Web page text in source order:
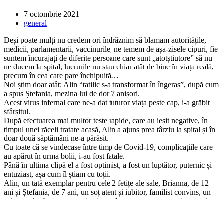
Post
published:
7 octombrie 2021
Post
general
Deși poate mulți nu credem ori îndrăznim să blamam autoritățile,
medicii, parlamentarii, vaccinurile, ne temem de așa-zisele cipuri, fie
suntem încurajați de diferite persoane care sunt „atotștiutore” să nu
ne ducem la spital, lucrurile nu stau chiar atât de bine în viața reală,
precum în cea care pare închipuită…
Noi știm doar atât: Alin “tatilic s-a transformat în îngeraș”, după cum
a spus Ștefania, mezina lui de dor 7 anișori.
Acest virus infernal care ne-a dat tuturor viața peste cap, i-a grăbit
sfârșitul.
După efectuarea mai multor teste rapide, care au ieșit negative, în
timpul unei răceli tratate acasă, Alin a ajuns prea târziu la spital și în
doar două săptămâni ne-a părăsit.
Cu toate că se vindecase între timp de Covid-19, complicațiile care
au apărut în urma bolii, i-au fost fatale.
Până în ultima clipă el a fost optimist, a fost un luptător, puternic și
entuziast, așa cum îl știam cu toții.
Alin, un tată exemplar pentru cele 2 fetițe ale sale, Brianna, de 12
ani și Ștefania, de 7 ani, un soț atent și iubitor, familist convins, un